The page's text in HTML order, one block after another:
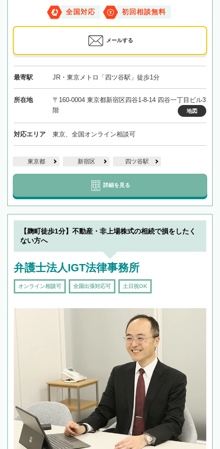
全国対応 初回相談無料
メールする
最寄駅 JR・東京メトロ「四ツ谷駅」徒歩1分
所在地
〒160-0004 東京都新宿区四谷1-8-14 四谷一丁目ビル3
階
地図
対応エリア 東京、全国オンライン相談可
東京都 新宿区 四ツ谷駅
詳細を見る
【麹町徒歩1分】不動産・非上場株式の相続で損をしたく
ない方へ
弁護士法人IGT法律事務所
オンライン相談可 全国出張対応可 土日祝OK